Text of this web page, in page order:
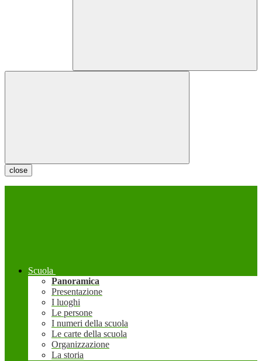
close
Scuola
Panoramica
Presentazione
I luoghi
Le persone
I numeri della scuola
Le carte della scuola
Organizzazione
La storia